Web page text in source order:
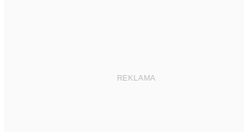
REKLAMA